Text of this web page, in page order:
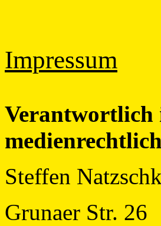
Impressum
Verantwortlich
Steffen
Grunaer Str. 26